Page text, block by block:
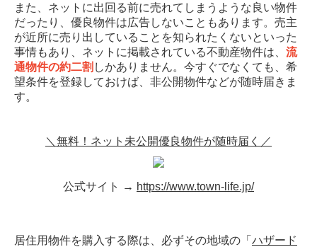
また、ネットに出回る前に売れてしまうような良い物件
だったり、優良物件は広告しないこともあります。売主
が近所に売り出していることを知られたくないといった
事情もあり、ネットに掲載されている不動産物件は、 流
通物件の約二割 しかありません。今すぐでなくても、希
望条件を登録しておけば、非公開物件などが随時届きま
す。
＼無料！ネット未公開優良物件が随時届く／
公式サイト → https://www.town-life.jp/
居住用物件を購入する際は、必ずその地域の「 ハザード